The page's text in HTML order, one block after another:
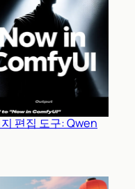
편집 도구: Qwen